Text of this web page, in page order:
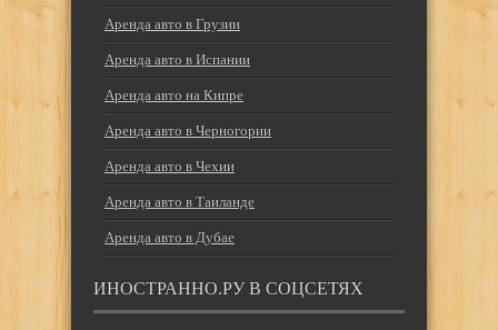
Аренда авто в Грузии
Аренда авто в Испании
Аренда авто на Кипре
Аренда авто в Черногории
Аренда авто в Чехии
Аренда авто в Таиланде
Аренда авто в Дубае
ИНОСТРАННО.РУ В СОЦСЕТЯХ